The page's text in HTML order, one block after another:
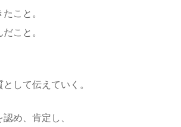
こと。
こと。
して伝えていく。
め、肯定し、